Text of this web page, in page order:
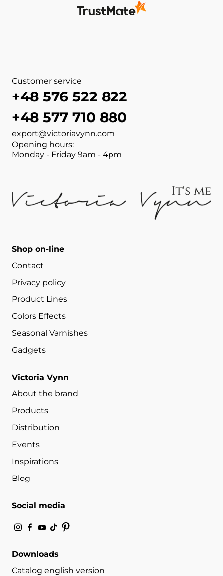
Customer service
+48 576 522 822
+48 577 710 880
export@victoriavynn.com
Opening hours:
Monday - Friday 9am - 4pm
Shop on-line
Contact
Privacy policy
Product Lines
Colors Effects
Seasonal Varnishes
Gadgets
Victoria Vynn
About the brand
Products
Distribution
Events
Inspirations
Blog
Social media
Downloads
Catalog english version